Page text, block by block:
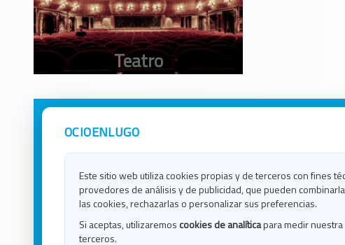
OCIOENLUGO
Este sitio web utiliza cookies propias y de terceros con fines
provedores de análisis y de publicidad, que pueden
las cookies, rechazarlas o personalizar sus preferencias.
Si aceptas, utilizaremos cookies de analíticapara medir nuestra
terceros.
Avisos Legales
Política de Cookies
Ocio en Lugo
Ocio en
Ocio en